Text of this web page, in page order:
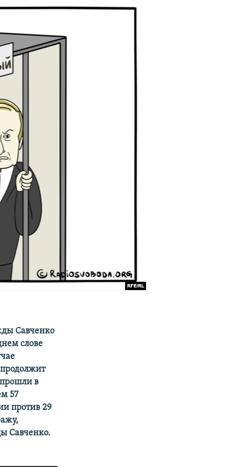
Савченко
слове
в
57
против 29
Савченко.